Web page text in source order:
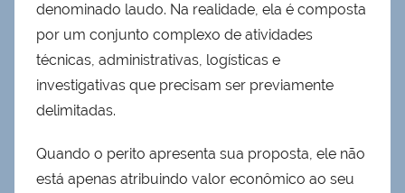
denominado laudo. Na realidade, ela é composta
por um conjunto complexo de atividades
técnicas, administrativas, logísticas e
investigativas que precisam ser previamente
delimitadas.
Quando o perito apresenta sua proposta, ele não
está apenas atribuindo valor econômico ao seu